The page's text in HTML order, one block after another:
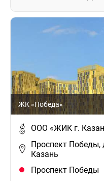
ЖК «Победа»
ООО «ЖИК г.
Проспект Победы,
Казань
Проспект Победы